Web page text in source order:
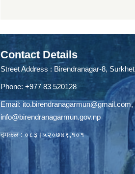
Contact Details
Street Address : Birendranagar-8, Surkhet
Phone: +977 83 520128
Email: ito.birendranagarmun@gmail.com,
info@birendranagarmun.gov.np
दमकल : ०८३।५२०७४९,१०१